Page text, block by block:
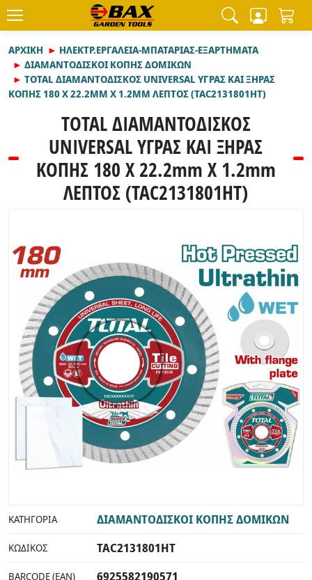
ΑΡΧΙΚΉ
ΗΛΕΚΤΡ.ΕΡΓΑΛΕΙΑ-ΜΠΑΤΑΡΙΑΣ-ΕΞΑΡΤΗΜΑΤΑ
ΔΙΑΜΑΝΤΟΔΙΣΚΟΙ ΚΟΠΗΣ ΔΟΜΙΚΩΝ
TOTAL ΔΙΑΜΑΝΤΟΔΙΣΚΟΣ UNIVERSAL ΥΓΡΑΣ ΚΑΙ ΞΗΡΑΣ
ΚΟΠΗΣ 180 Χ 22.2MM Χ 1.2MM ΛΕΠΤΟΣ (TAC2131801HT)
TOTAL ΔΙΑΜΑΝΤΟΔΙΣΚΟΣ
UNIVERSAL ΥΓΡΑΣ ΚΑΙ ΞΗΡΑΣ
ΚΟΠΗΣ 180 Χ 22.2mm Χ 1.2mm
ΛΕΠΤΟΣ (TAC2131801HT)
INDUSTRIAL
ΚΑΤΗΓΟΡΊΑ ΔΙΑΜΑΝΤΟΔΙΣΚΟΙ ΚΟΠΗΣ ΔΟΜΙΚΩΝ
ΚΩΔΙΚΌΣ TAC2131801HT
BARCODE (EAN) 6925582190571